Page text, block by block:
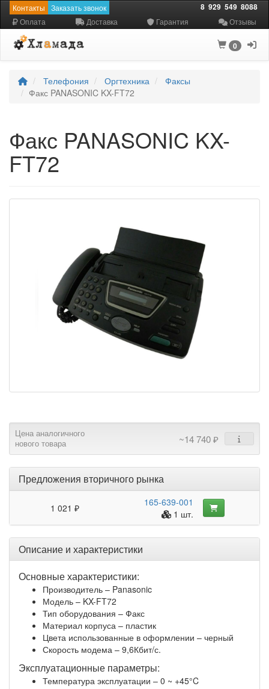
Контакты Заказать звонок 8 929 549 8088
Оплата Доставка Гарантия Отзывы
0
Телефония Оргтехника
Факсы
Факс PANASONIC KX-FT72
Факс PANASONIC KX-
FT72
Цена аналогичного
нового товара
~14 740 ₽
Предложения вторичного рынка
1 021 ₽
165-639-001
1 шт.
Описание и характеристики
Основные характеристики:
Производитель – Panasonic
Модель – KX-FT72
Тип оборудования – Факс
Материал корпуса – пластик
Цвета использованные в оформлении – черный
Скорость модема – 9,6Кбит/с.
Эксплуатационные параметры:
Температура эксплуатации – 0 ~ +45°C